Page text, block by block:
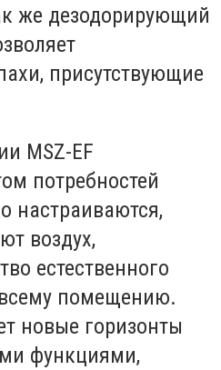
же дезодорирующий
присутствующие
MSZ-EF
потребностей
настраиваются,
воздух,
естественного
помещению.
новые горизонты
функциями,